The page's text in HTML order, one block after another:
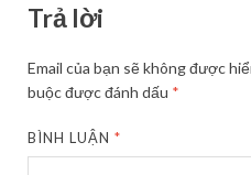
Trả lời
Email của bạn sẽ không được
buộc được đánh dấu *
BÌNH LUẬN*